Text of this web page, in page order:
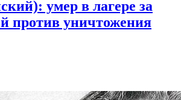
умер в лагере за
против уничтожения